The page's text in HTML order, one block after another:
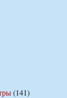
(141)